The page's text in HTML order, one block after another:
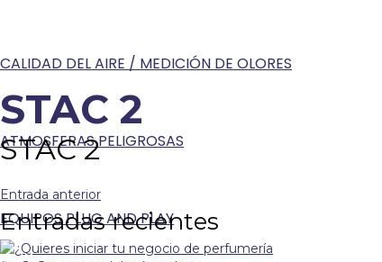
CALIDAD DEL AIRE / MEDICIÓN DE OLORES
ATMOSFERAS PELIGROSAS
EQUIPOS PLUG AND PLAY
STAC 2
STAC 2
Entrada anterior
Entradas recientes